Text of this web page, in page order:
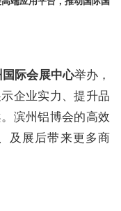
际会展中心举办，
企业实力、提升品
滨州铝博会的高效
及展后带来更多商